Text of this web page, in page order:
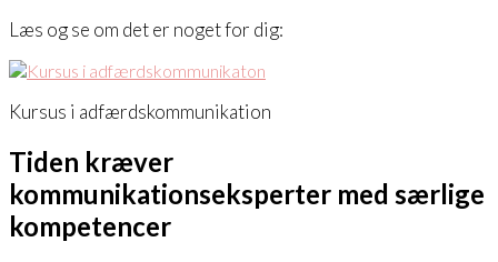
Læs og se om det er noget for dig:
Kursus i adfærdskommunikation
Tiden kræver
kommunikationseksperter med særlige
kompetencer